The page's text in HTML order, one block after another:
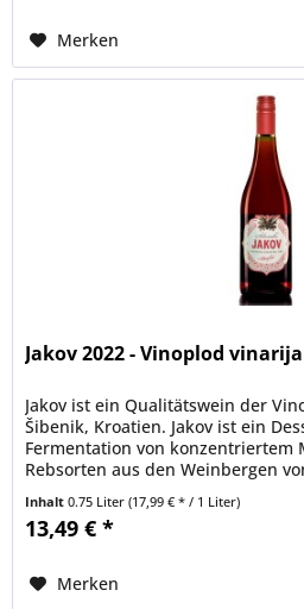
Merken
Jakov 2022 - Vinoplod
Jakov ist ein Qualitätswein der
Šibenik, Kroatien. Jakov ist ein
Fermentation von konzentriertem
Rebsorten aus den Weinbergen
Inhalt0.75 Liter(17,99 € * / 1 Liter)
13,49 € *
Merken